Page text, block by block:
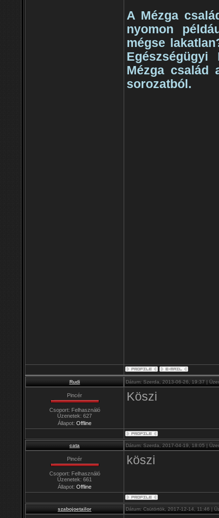
A Mézga
nyomon
mégse
Mézga család
sorozatból.
Rudi Dátum: Szerda, 2013-06-26, 19:37 |
Pincér
Csoport: Felhasználó
Üzenetek: 627
Állapot: Offline
Köszi
cata Dátum: Szerda, 2017-04-19, 18:05 |
Pincér
Csoport: Felhasználó
Üzenetek: 661
Állapot: Offline
köszi
szabojoetailor Dátum: Csütörtök, 2017-12-14, 11:46 |